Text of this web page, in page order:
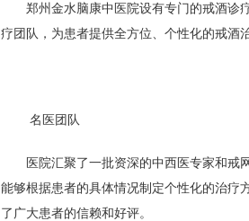
郑州金水脑康中医院设有专门的戒酒诊
疗团队，为患者提供全方位、个性化的戒酒
名医团队
医院汇聚了一批资深的中西医专家和戒
能够根据患者的具体情况制定个性化的治疗
了广大患者的信赖和好评。